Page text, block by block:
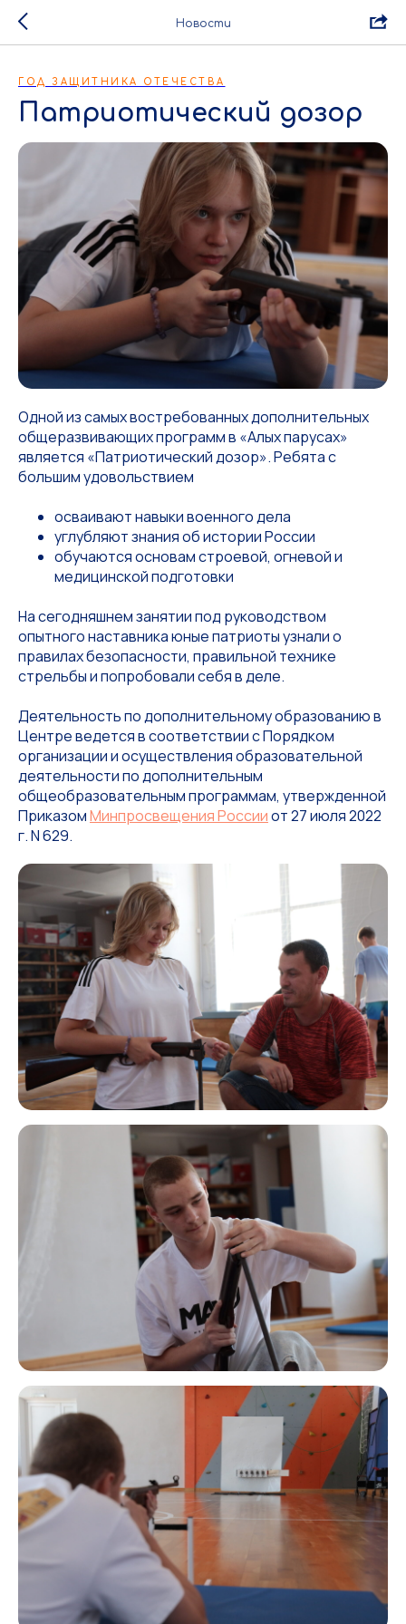
Новости
ГОД ЗАЩИТНИКА ОТЕЧЕСТВА
Патриотический дозор
Одной из самых востребованных дополнительных
общеразвивающих программ в «Алых парусах»
является «Патриотический дозор». Ребята с
большим удовольствием
осваивают навыки военного дела
углубляют знания об истории России
обучаются основам строевой, огневой и
медицинской подготовки
На сегодняшнем занятии под руководством
опытного наставника юные патриоты узнали о
правилах безопасности, правильной технике
стрельбы и попробовали себя в деле.
Деятельность по дополнительному образованию в
Центре ведется в соответствии с Порядком
организации и осуществления образовательной
деятельности по дополнительным
общеобразовательным программам, утвержденной
ПриказомМинпросвещения Россииот 27 июля 2022
г. N 629.